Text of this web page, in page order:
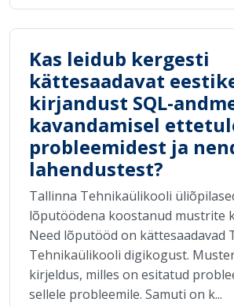
Kas leidub kergesti
kättesaadavat
kirjandust SQL-
kavandamisel
probleemidest ja
lahendustest?
Tallinna Tehnikaülikooli
lõputöödena koostanud mustrite
Need lõputööd on kättesaadavad
Tehnikaülikooli digikogust.
kirjeldus, milles on esitatud
sellele probleemile. Samuti on k...